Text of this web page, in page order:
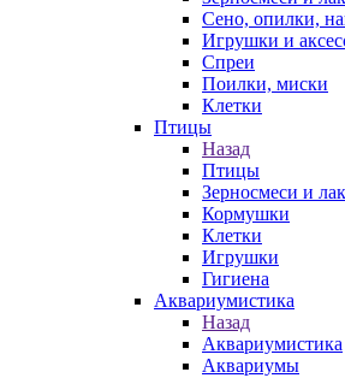
Сено, опилки,
Игрушки и
Спреи
Поилки, миски
Клетки
Птицы
Назад
Птицы
Зерносмеси и
Кормушки
Клетки
Игрушки
Гигиена
Аквариумистика
Назад
Аквариумистика
Аквариумы